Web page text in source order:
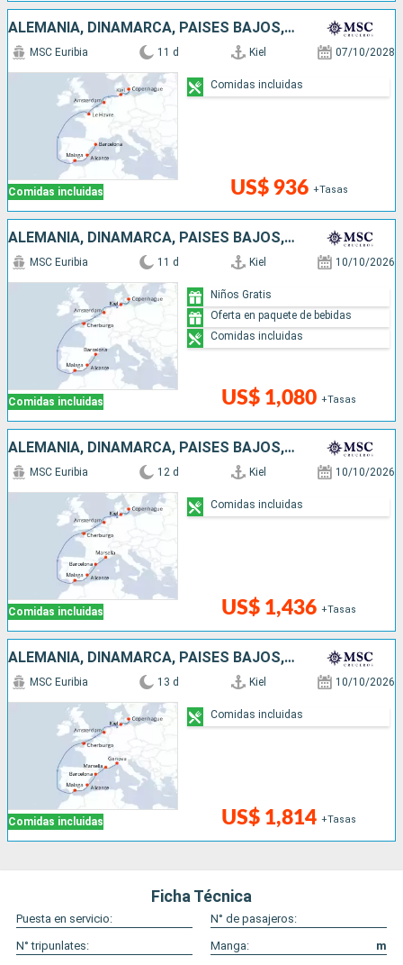
ALEMANIA, DINAMARCA, PAISES BAJOS, FRANCIA, ESPAÑA
Comidas incluidas
MSC Euribia 11 d Kiel 07/10/2028
US$ 936 +Tasas
Comidas incluidas
ALEMANIA, DINAMARCA, PAISES BAJOS, FRANCIA, ESPAÑA
Comidas incluidas
MSC Euribia 11 d Kiel 10/10/2026
US$ 1,080 +Tasas
Niños Gratis
Oferta en paquete de bebidas
Comidas incluidas
ALEMANIA, DINAMARCA, PAISES BAJOS, FRANCIA, ESPAÑA
Comidas incluidas
MSC Euribia 12 d Kiel 10/10/2026
US$ 1,436 +Tasas
Comidas incluidas
ALEMANIA, DINAMARCA, PAISES BAJOS, FRANCIA, ESPAÑA, ITALIA
Comidas incluidas
MSC Euribia 13 d Kiel 10/10/2026
US$ 1,814 +Tasas
Comidas incluidas
Ficha Técnica
Puesta en servicio:
N° de pasajeros:
N° tripunlates:
Manga:
m